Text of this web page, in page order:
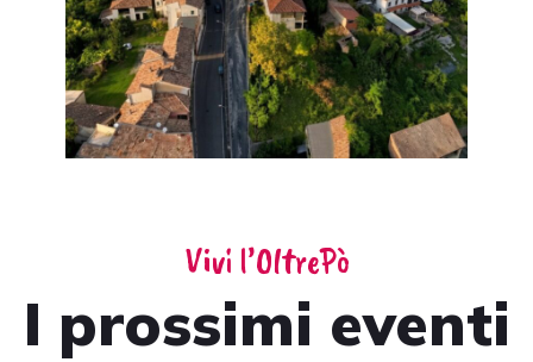
Vivi l’OltrePò
I prossimi eventi